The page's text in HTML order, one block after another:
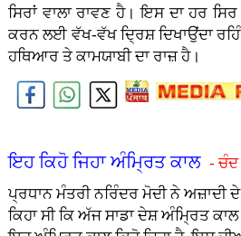
ਸਿਰਾਂ ਵਾਲਾ ਰਾਵਣ ਹੈ। ਇਸ ਦਾ ਹਰ
ਕਰਨ ਲਈ ਵੱਖ-ਵੱਖ ਦ੍ਰਿਸ਼ ਦਿਖਾਉਂਦਾ
ਹਥਿਆਰ ਤੇ ਕਾਮਯਾਬੀ ਦਾ ਰਾਜ਼ ਹੈ।
ਇਹ ਕਿਹੋ ਜਿਹਾ ਅੰਮ੍ਰਿਤ ਕਾਲ - ਚੰਦ
ਪ੍ਰਧਾਨ ਮੰਤਰੀ ਨਰਿੰਦਰ ਮੋਦੀ ਨੇ ਅਜ਼ਾਦੀ
ਕਿਹਾ ਸੀ ਕਿ ਅੱਜ ਸਾਡਾ ਦੇਸ਼ ਅੰਮ੍ਰਿਤ